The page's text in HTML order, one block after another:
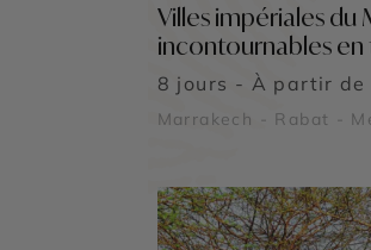
Villes impériales du
incontournables en
8 jours - À partir de
Marrakech - Rabat -